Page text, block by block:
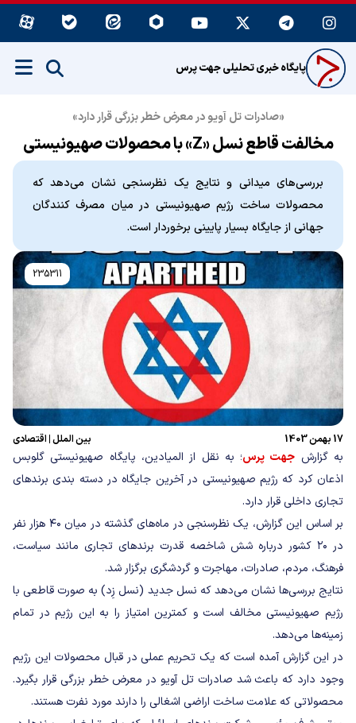
پایگاه خبری تحلیلی جهت پرس
«صادرات تل آویو در معرض خطر بزرگی قرار دارد»
مخالفت قاطع نسل «Z» با محصولات صهیونیستی
بررسی‌های میدانی و نتایج یک نظرسنجی نشان می‌دهد که
محصولات ساخت رژیم صهیونیستی در میان مصرف کنندگان
جهانی از جایگاه بسیار پایینی برخوردار است.
235311
17 بهمن 1403 بین الملل| اقتصادی
به گزارش جهت پرس؛ به نقل از المیادین، پایگاه صهیونیستی گلوبس
اذعان کرد که رژیم صهیونیستی در آخرین جایگاه در دسته بندی برندهای
تجاری داخلی قرار دارد.
بر اساس این گزارش، یک نظرسنجی در ماه‌های گذشته در میان ۴۰ هزار نفر
در ۲۰ کشور درباره شش شاخصه قدرت برندهای تجاری مانند سیاست،
فرهنگ، مردم، صادرات، مهاجرت و گردشگری برگزار شد.
نتایج بررسی‌ها نشان می‌دهد که نسل جدید (نسل زِد) به صورت قاطعی با
رژیم صهیونیستی مخالف است و کمترین امتیاز را به این رژیم در تمام
زمینه‌ها می‌دهد.
در این گزارش آمده است که یک تحریم عملی در قبال محصولات این رژیم
وجود دارد که باعث شد صادرات تل آویو در معرض خطر بزرگی قرار بگیرد.
محصولاتی که علامت ساخت اراضی اشغالی را دارند مورد نفرت هستند.